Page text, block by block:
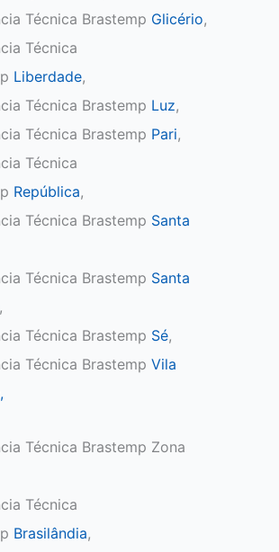
Técnica Brastemp Glicério,
Técnica
Liberdade,
Técnica Brastemp Luz,
Técnica Brastemp Pari,
Técnica
República,
Técnica Brastemp Santa
Técnica Brastemp Santa
,
Técnica Brastemp Sé,
Técnica Brastemp Vila
Técnica Brastemp Zona
Técnica
Brasilândia,